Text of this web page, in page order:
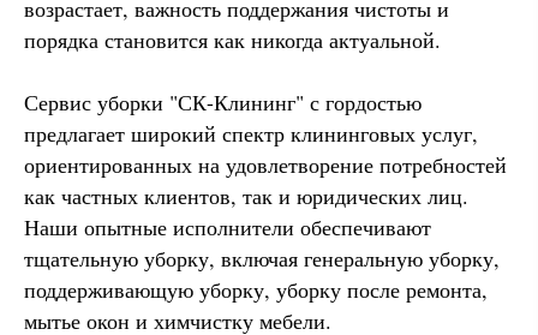
возрастает, важность поддержания чистоты и
порядка становится как никогда актуальной.
Сервис уборки "СК-Клининг" с гордостью
предлагает широкий спектр клининговых услуг,
ориентированных на удовлетворение потребностей
как частных клиентов, так и юридических лиц.
Наши опытные исполнители обеспечивают
тщательную уборку, включая генеральную уборку,
поддерживающую уборку, уборку после ремонта,
мытье окон и химчистку мебели.